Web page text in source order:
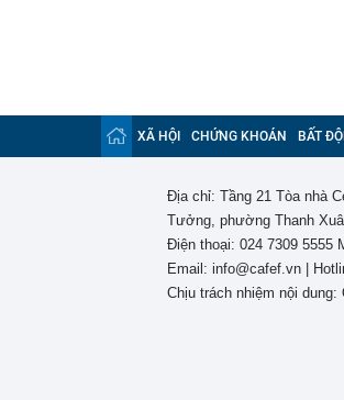
XÃ HỘI CHỨNG KHOÁN BẤT
Địa chỉ: Tầng 21 Tòa nhà
Tưởng, phường Thanh
Điện thoại: 024 7309 5555
Email: info@cafef.vn |
Chịu trách nhiệm nội dung: